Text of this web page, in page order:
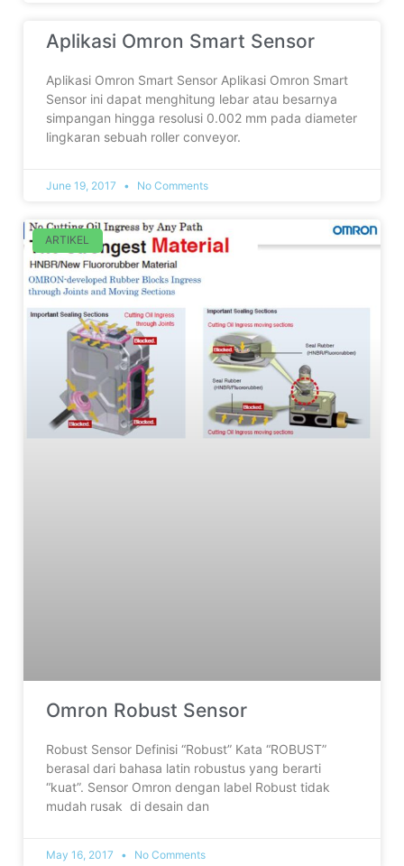
Aplikasi Omron Smart Sensor
Aplikasi Omron Smart Sensor Aplikasi Omron Smart
Sensor ini dapat menghitung lebar atau besarnya
simpangan hingga resolusi 0.002 mm pada diameter
lingkaran sebuah roller conveyor.
June 19, 2017 No Comments
ARTIKEL
Omron Robust Sensor
Robust Sensor Definisi “Robust” Kata “ROBUST”
berasal dari bahasa latin robustus yang berarti
“kuat”. Sensor Omron dengan label Robust tidak
mudah rusak di desain dan
May 16, 2017 No Comments